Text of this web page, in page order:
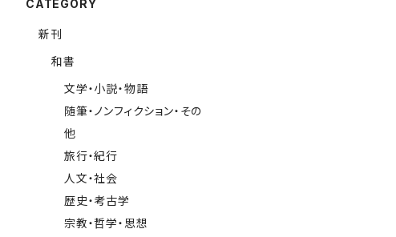
CATEGORY
新刊
和書
文学・小説・物語
随筆・ノンフィクション・その
他
旅行・紀行
人文・社会
歴史・考古学
宗教・哲学・思想